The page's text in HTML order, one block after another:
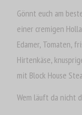
Gönnt euch am
einer cremigen
Edamer, Tomaten,
Hirtenkäse,
mit Block House
Wem läuft da nicht
Hollandaise,
Edamer,
Peperoni,